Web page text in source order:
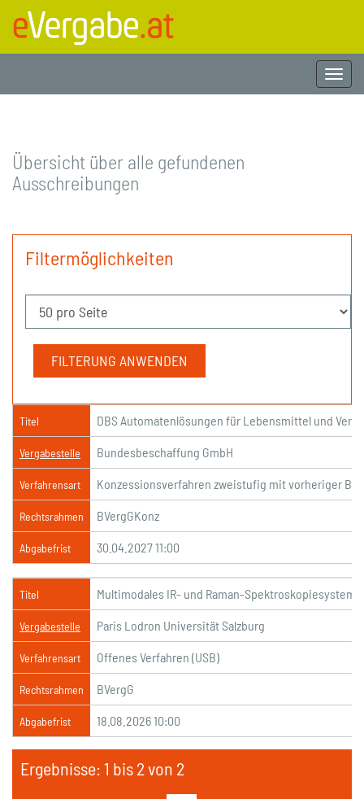
Übersicht über alle gefundenen
Ausschreibungen
Filtermöglichkeiten
Titel DBS Automatenlösungen für Lebensmittel und
Vergabestelle Bundesbeschaffung GmbH
Verfahrensart Konzessionsverfahren zweistufig mit vorheriger
Rechtsrahmen BVergGKonz
Abgabefrist 30.04.2027 11:00
Titel Multimodales IR- und Raman-Spektroskopiesystem
Vergabestelle Paris Lodron Universität Salzburg
Verfahrensart Offenes Verfahren (USB)
Rechtsrahmen BVergG
Abgabefrist 18.08.2026 10:00
Ergebnisse: 1 bis 2 von 2